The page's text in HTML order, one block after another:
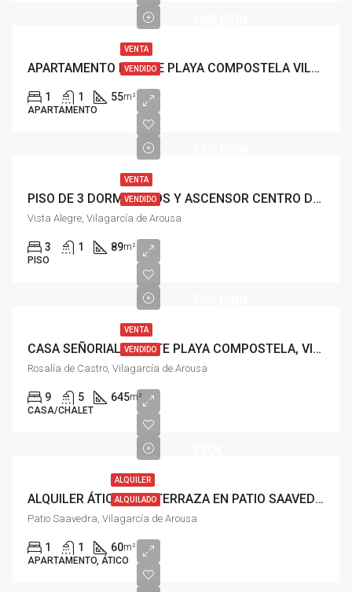
VENTA
VENDIDO APARTAMENTO FRENTE PLAYA COMPOSTELA VILAGARCIA
1 1 55m²
APARTAMENTO
VENTA
VENDIDO PISO DE 3 DORMITORIOS Y ASCENSOR CENTRO DE VILAGARCIA
Vista Alegre, Vilagarcía de Arousa
3 1 89m²
PISO
VENTA
VENDIDO CASA SEÑORIAL FRENTE PLAYA COMPOSTELA, VILAGARCÍA
Rosalía de Castro, Vilagarcía de Arousa
9 5 645m²
CASA/CHALET
ALQUILER
ALQUILADO ALQUILER ÁTICO CON TERRAZA EN PATIO SAAVEDRA, VILAGARCÍA DE AROUSA
Patio Saavedra, Vilagarcía de Arousa
1 1 60m²
APARTAMENTO, ÁTICO